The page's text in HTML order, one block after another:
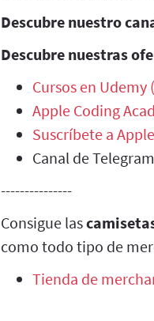
Descubre nuestro
Descubre nuestras
Cursos en
Apple Coding
Suscríbete a
Canal de
---------------
Consigue las
como todo tipo de
Tienda de